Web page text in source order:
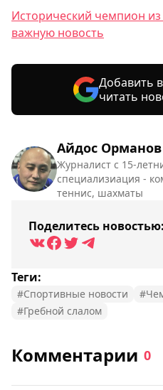
Айдос Орманов
Журналист с 15-
специализиация -
теннис, шахматы
Поделитесь новостью:
Теги:
#Спортивные новости
#Гребной слалом
Исторический чемпион
важную новость
Добавить
читать
Комментарии 0